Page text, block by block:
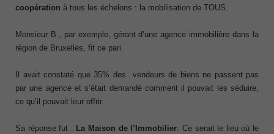
coopération à tous les échelons : la mobilisation de TOUS.
Monsieur B., par exemple, gérant d’une agence immobilière dans la
région de Bruxelles, fit ce pari.
Il avait constaté que 35% des vendeurs de biens ne passent pas
par une agence et s’était demandé comment il pouvait les séduire,
ce qu’il pouvait leur offrir.
Sa réponse fut : La Maison de l’Immobilier. Ce serait le lieu où le